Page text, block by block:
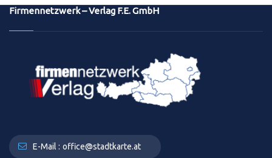
Firmennetzwerk – Verlag F.E. GmbH
E-Mail : office@stadtkarte.at